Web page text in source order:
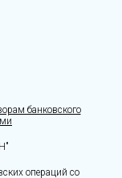
банковского
операций со